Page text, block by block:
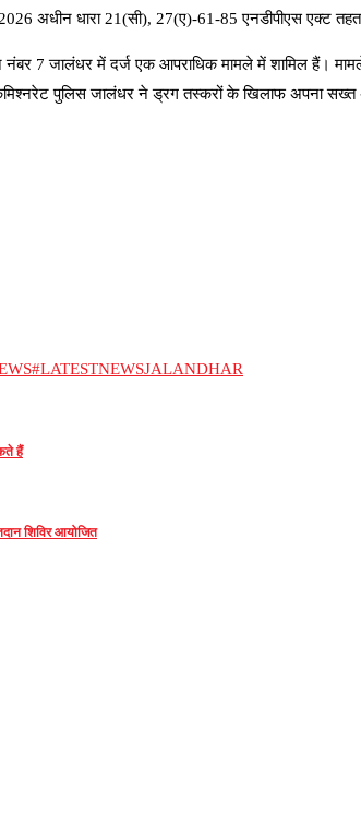
अधीन धारा 21(सी), 27(ए)-61-85 एनडीपीएस एक्ट तहत
नंबर 7 जालंधर में दर्ज एक आपराधिक मामले में शामिल
पुलिस जालंधर ने ड्रग तस्करों के खिलाफ अपना
#LATESTNEWSJALANDHAR
हैं
शिविर आयोजित